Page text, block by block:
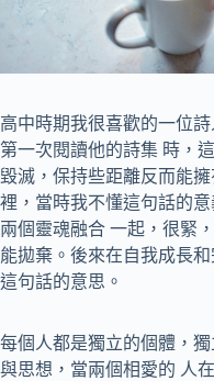
高中時期我很喜歡的一位
第一次閱讀他的詩集 時，
毀滅，保持些距離反而能
裡，當時我不懂這句話的
兩個靈魂融合 一起，很緊
能拋棄。後來在自我成長
這句話的意思。
每個人都是獨立的個體，
與思想，當兩個相愛的 人